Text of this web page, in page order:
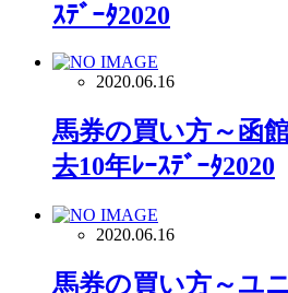
ｽﾃﾞｰﾀ2020
2020.06.16
馬券の買い方～函
去10年ﾚｰｽﾃﾞｰﾀ2020
2020.06.16
馬券の買い方～ユ